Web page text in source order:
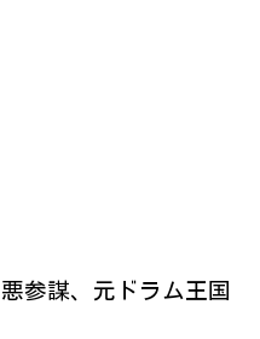
悪参謀、元ドラム王国